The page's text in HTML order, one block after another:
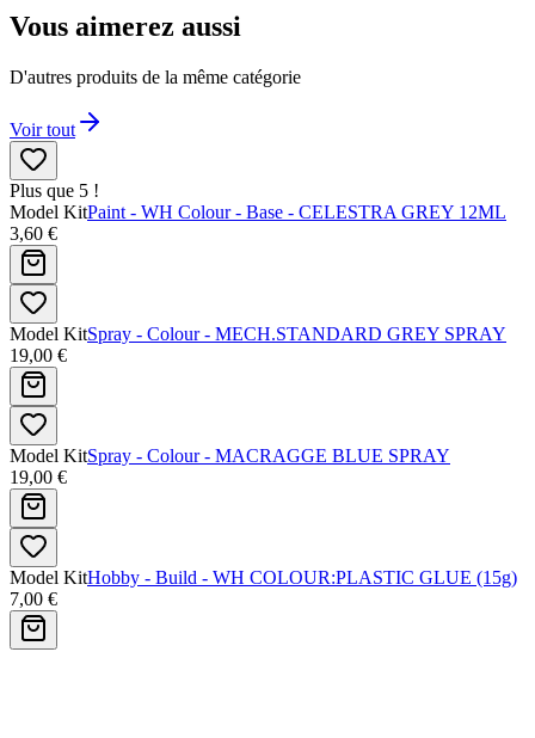
Vous aimerez aussi
D'autres produits de la même catégorie
Voir tout
Plus que 5 !
Model KitPaint - WH Colour - Base - CELESTRA GREY 12ML
3,60 €
Model KitSpray - Colour - MECH.STANDARD GREY SPRAY
19,00 €
Model KitSpray - Colour - MACRAGGE BLUE SPRAY
19,00 €
Model KitHobby - Build - WH COLOUR:PLASTIC GLUE (15g)
7,00 €